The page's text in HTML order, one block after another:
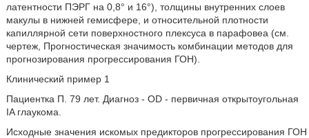
латентности ПЭРГ на 0,8° и 16°), толщины внутренних слоев
макулы в нижней гемисфере, и относительной плотности
капиллярной сети поверхностного плексуса в парафовеа (см.
чертеж, Прогностическая значимость комбинации методов для
прогнозирования прогрессирования ГОН).
Клинический пример 1
Пациентка П. 79 лет. Диагноз - OD - первичная открытоугольная
IA глаукома.
Исходные значения искомых предикторов прогрессирования ГОН